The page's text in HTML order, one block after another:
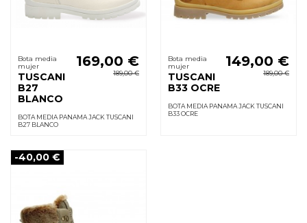
Bota media
mujer
TUSCANI
B27
BLANCO
169,00 €
189,00 €
BOTA MEDIA PANAMA JACK TUSCANI
B27 BLANCO
Bota media
mujer
TUSCANI
B33 OCRE
149,00 €
189,00 €
BOTA MEDIA PANAMA JACK TUSCANI
B33 OCRE
-40,00 €